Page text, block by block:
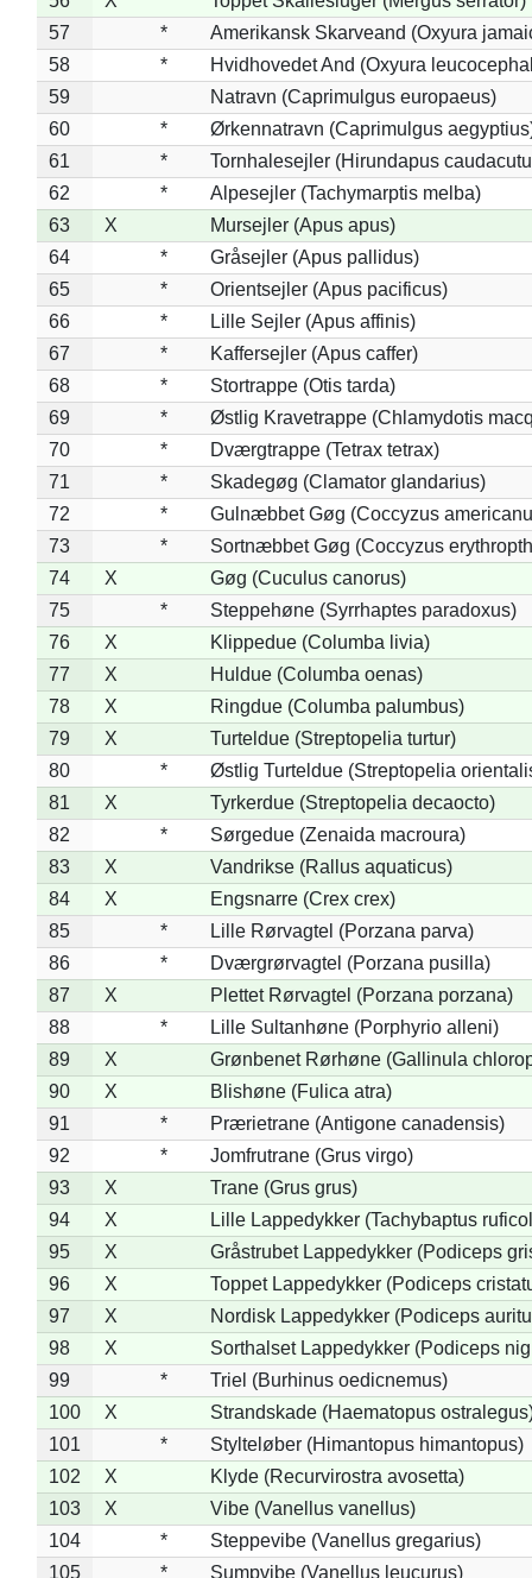
57
*
Amerikansk Skarveand (Oxyura
58
*
Hvidhovedet And (Oxyura
59
Natravn (Caprimulgus europaeus)
60
*
Ørkennatravn (Caprimulgus
61
*
Tornhalesejler (Hirundapus
62
*
Alpesejler (Tachymarptis melba)
63
X
Mursejler (Apus apus)
64
*
Gråsejler (Apus pallidus)
65
*
Orientsejler (Apus pacificus)
66
*
Lille Sejler (Apus affinis)
67
*
Kaffersejler (Apus caffer)
68
*
Stortrappe (Otis tarda)
69
*
Østlig Kravetrappe (Chlamydotis
70
*
Dværgtrappe (Tetrax tetrax)
71
*
Skadegøg (Clamator glandarius)
72
*
Gulnæbbet Gøg (Coccyzus
73
*
Sortnæbbet Gøg (Coccyzus
74
X
Gøg (Cuculus canorus)
75
*
Steppehøne (Syrrhaptes paradoxus)
76
X
Klippedue (Columba livia)
77
X
Huldue (Columba oenas)
78
X
Ringdue (Columba palumbus)
79
X
Turteldue (Streptopelia turtur)
80
*
Østlig Turteldue (Streptopelia
81
X
Tyrkerdue (Streptopelia decaocto)
82
*
Sørgedue (Zenaida macroura)
83
X
Vandrikse (Rallus aquaticus)
84
X
Engsnarre (Crex crex)
85
*
Lille Rørvagtel (Porzana parva)
86
*
Dværgrørvagtel (Porzana pusilla)
87
X
Plettet Rørvagtel (Porzana porzana)
88
*
Lille Sultanhøne (Porphyrio alleni)
89
X
Grønbenet Rørhøne (Gallinula
90
X
Blishøne (Fulica atra)
91
*
Prærietrane (Antigone canadensis)
92
*
Jomfrutrane (Grus virgo)
93
X
Trane (Grus grus)
94
X
Lille Lappedykker (Tachybaptus
95
X
Gråstrubet Lappedykker (Podiceps
96
X
Toppet Lappedykker (Podiceps
97
X
Nordisk Lappedykker (Podiceps
98
X
Sorthalset Lappedykker (Podiceps
99
*
Triel (Burhinus oedicnemus)
100
X
Strandskade (Haematopus
101
*
Stylteløber (Himantopus himantopus)
102
X
Klyde (Recurvirostra avosetta)
103
X
Vibe (Vanellus vanellus)
104
*
Steppevibe (Vanellus gregarius)
105
* Sumpvibe (Vanellus leucurus)